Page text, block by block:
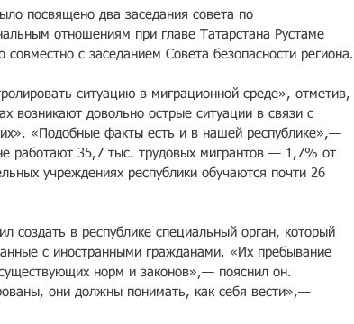
посвящено два заседания совета по
отношениям при главе Татарстана Рустаме
с заседанием Совета безопасности региона.
ситуацию в миграционной среде», отметив,
возникают довольно острые ситуации в связи с
«Подобные факты есть и в нашей республике»,—
работают 35,7 тыс. трудовых мигрантов — 1,7% от
учреждениях республики обучаются почти 26
создать в республике специальный орган, который
с иностранными гражданами. «Их пребывание
норм и законов»,— пояснил он.
они должны понимать, как себя вести»,—